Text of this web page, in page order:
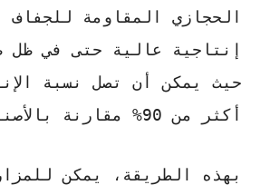
الحجازي المقاومة
إنتاجية عالية حتى في ظل
حيث يمكن أن تصل نسبة
أكثر من 90%
مقارنة
بهذه الطريقة، يمكن